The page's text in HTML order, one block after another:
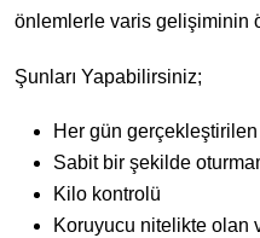
önlemlerle varis gelişiminin
Şunları Yapabilirsiniz;
Her gün
Sabit bir şekilde
Kilo kontrolü
Koruyucu nitelikte olan